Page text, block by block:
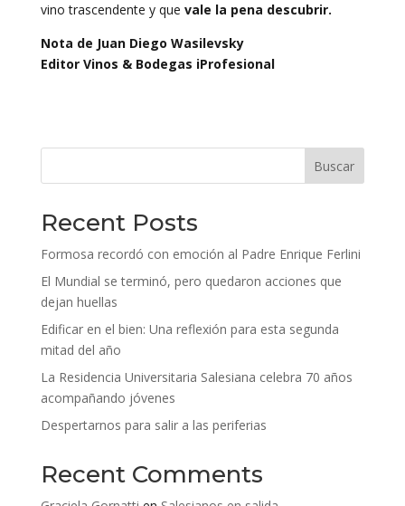
vino trascendente y que vale la pena descubrir.
Nota de Juan Diego Wasilevsky
Editor Vinos & Bodegas iProfesional
Buscar
Recent Posts
Formosa recordó con emoción al Padre Enrique Ferlini
El Mundial se terminó, pero quedaron acciones que
dejan huellas
Edificar en el bien: Una reflexión para esta segunda
mitad del año
La Residencia Universitaria Salesiana celebra 70 años
acompañando jóvenes
Despertarnos para salir a las periferias
Recent Comments